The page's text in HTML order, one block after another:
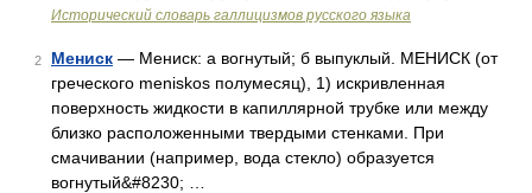
Исторический словарь галлицизмов русского языка
2 Мениск — Мениск: а вогнутый; б выпуклый. МЕНИСК (от
греческого meniskos полумесяц), 1) искривленная
поверхность жидкости в капиллярной трубке или между
близко расположенными твердыми стенками. При
смачивании (например, вода стекло) образуется
вогнутый&#8230; …